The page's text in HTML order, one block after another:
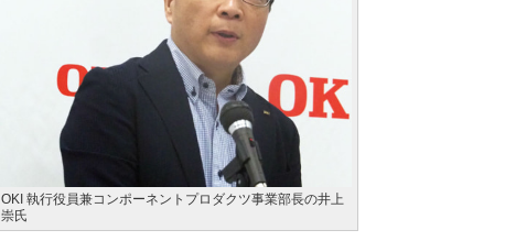
OKI 執行役員兼コンポーネントプロダクツ事業部長の井上
崇氏